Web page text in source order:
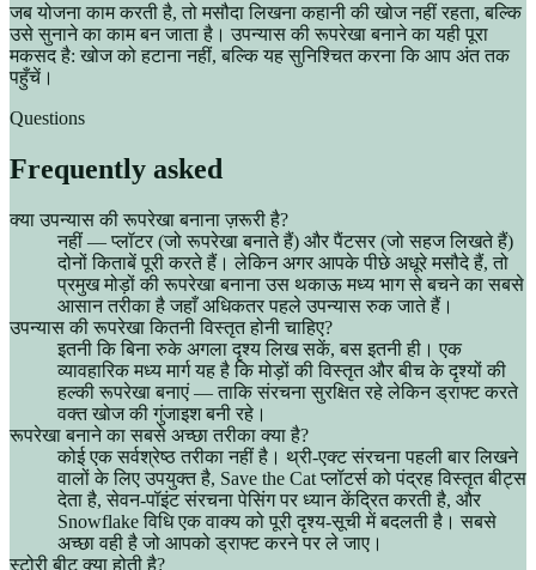
जब योजना काम करती है, तो मसौदा लिखना कहानी की खोज नहीं रहता, बल्कि
उसे सुनाने का काम बन जाता है। उपन्यास की रूपरेखा बनाने का यही पूरा
मकसद है: खोज को हटाना नहीं, बल्कि यह सुनिश्चित करना कि आप अंत तक
पहुँचें।
Questions
Frequently asked
क्या उपन्यास की रूपरेखा बनाना ज़रूरी है?
नहीं — प्लॉटर (जो रूपरेखा बनाते हैं) और पैंटसर (जो सहज लिखते हैं)
दोनों किताबें पूरी करते हैं। लेकिन अगर आपके पीछे अधूरे मसौदे हैं, तो
प्रमुख मोड़ों की रूपरेखा बनाना उस थकाऊ मध्य भाग से बचने का सबसे
आसान तरीका है जहाँ अधिकतर पहले उपन्यास रुक जाते हैं।
उपन्यास की रूपरेखा कितनी विस्तृत होनी चाहिए?
इतनी कि बिना रुके अगला दृश्य लिख सकें, बस इतनी ही। एक
व्यावहारिक मध्य मार्ग यह है कि मोड़ों की विस्तृत और बीच के दृश्यों की
हल्की रूपरेखा बनाएं — ताकि संरचना सुरक्षित रहे लेकिन ड्राफ्ट करते
वक्त खोज की गुंजाइश बनी रहे।
रूपरेखा बनाने का सबसे अच्छा तरीका क्या है?
कोई एक सर्वश्रेष्ठ तरीका नहीं है। थ्री-एक्ट संरचना पहली बार लिखने
वालों के लिए उपयुक्त है, Save the Cat प्लॉटर्स को पंद्रह विस्तृत बीट्स
देता है, सेवन-पॉइंट संरचना पेसिंग पर ध्यान केंद्रित करती है, और
Snowflake विधि एक वाक्य को पूरी दृश्य-सूची में बदलती है। सबसे
अच्छा वही है जो आपको ड्राफ्ट करने पर ले जाए।
स्टोरी बीट क्या होती है?